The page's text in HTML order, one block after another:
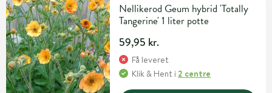
Nellikerod Geum hybrid 'Totally
Tangerine' 1 liter potte
59,95 kr.
Få leveret
Klik & Hent i2 centre